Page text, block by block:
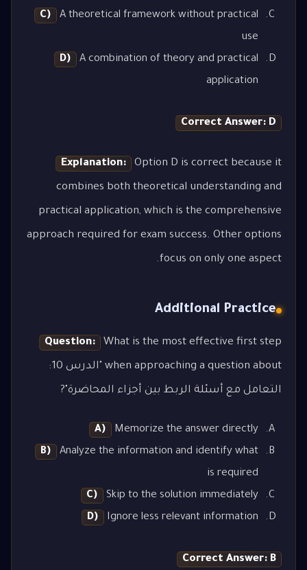
C)
A theoretical framework without practical
use
D)
A combination of theory and practical
application
Correct Answer: D
Explanation: Option D is correct because it
combines both theoretical understanding and
practical application, which is the comprehensive
approach required for exam success. Other options
focus on only one aspect.
Additional Practice
Question: What is the most effective first step
when approaching a question about "الدرس 10:
التعامل مع أسئلة الربط بين أجزاء المحاضرة"?
A)
Memorize the answer directly
B)
Analyze the information and identify what
is required
C)
Skip to the solution immediately
D)
Ignore less relevant information
Correct Answer: B